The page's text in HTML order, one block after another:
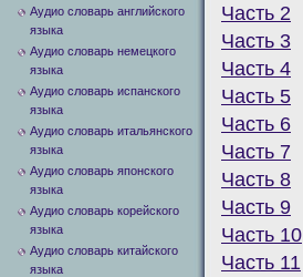
Часть 2
Часть 3
Часть 4
Часть 5
Часть 6
Часть 7
Часть 8
Часть 9
Часть 10
Часть 11
Аудио словарь английского
языка
Аудио словарь немецкого
языка
Аудио словарь испанского
языка
Аудио словарь итальянского
языка
Аудио словарь японского
языка
Аудио словарь корейского
языка
Аудио словарь китайского
языка